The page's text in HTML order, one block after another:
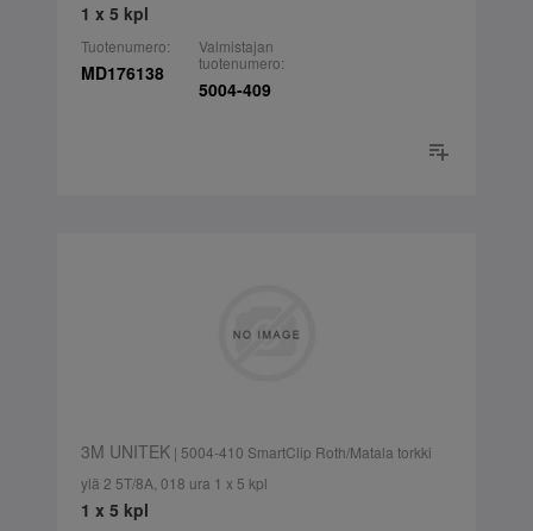
1 x 5 kpl
Tuotenumero:
MD176138
Valmistajan
tuotenumero:
5004-409
3M UNITEK| 5004-410 SmartClip Roth/Matala torkki
ylä 2 5T/8A, 018 ura 1 x 5 kpl
1 x 5 kpl